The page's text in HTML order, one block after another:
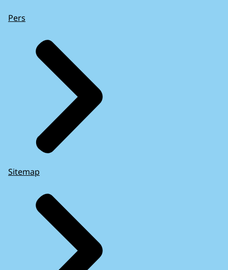
Pers
Sitemap